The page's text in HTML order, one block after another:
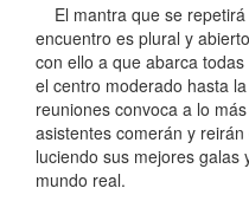
El mantra que se
encuentro es plural y
con ello a que abarca
el centro moderado hasta
reuniones convoca a lo
asistentes comerán y
luciendo sus mejores galas
mundo real.